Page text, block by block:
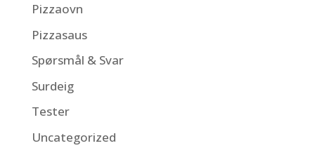
Pizzaovn
Pizzasaus
Spørsmål & Svar
Surdeig
Tester
Uncategorized